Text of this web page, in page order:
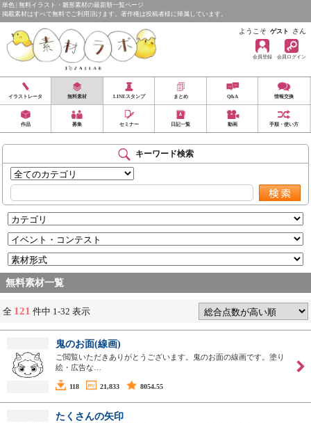
単色 | 無料イラスト・雛形素材の最新順一覧ページ
掲載素材はすべて無料でご利用頂けます。著作権は投稿者様に帰属しています。
ようこそ ゲスト さん
会員登録 会員ログイン
イラストレータ 無料素材 LINEスタンプ まとめ Q&A 情報交換
作品 募集 セミナー 日記一覧 動画 手順・使い方
キーワード検索
無料素材一覧
全 121 件中 1-32 表示
鬼のお面(線画)
ご閲覧いただきありがとうございます。鬼のお面の線画です。塗り
絵・広告な…
118 21,833 8054.55
たくさんの矢印